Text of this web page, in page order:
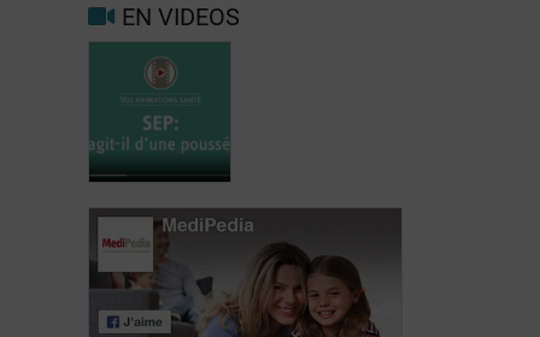
Impact de
l’’environnement
dans
l’apparition de
la SEP
EN VIDEOS
SEP: s’agit-il
d’une